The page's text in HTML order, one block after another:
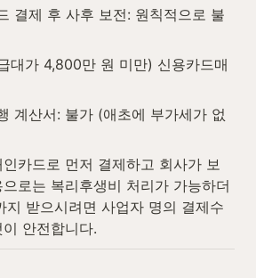
결제 후 사후 보전: 원칙적으로 불
대가 4,800만 원 미만) 신용카드매
계산서: 불가 (애초에 부가세가 없
카드로 먼저 결제하고 회사가 보
로는 복리후생비 처리가 가능하더
지 받으시려면 사업자 명의 결제수
안전합니다.